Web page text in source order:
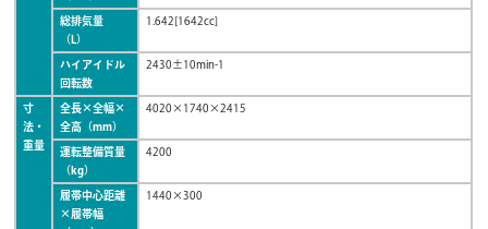
総排気量
（L）
1.642[1642cc]
ハイアイドル
回転数
2430±10min-1
寸
法・
重量
全長×全幅×
全高（mm）
4020×1740×2415
運転整備質量
（kg）
4200
履帯中心距離
×履帯幅
1440×300